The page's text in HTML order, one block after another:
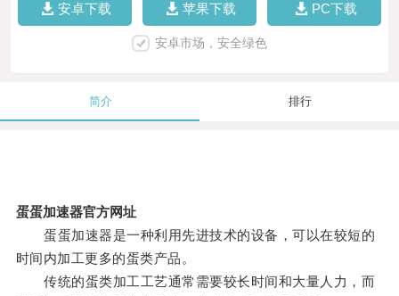
安卓下载 苹果下载 PC下载
安卓市场，安全绿色
简介 排行
蛋蛋加速器官方网址
蛋蛋加速器是一种利用先进技术的设备，可以在较短的
时间内加工更多的蛋类产品。
传统的蛋类加工工艺通常需要较长时间和大量人力，而